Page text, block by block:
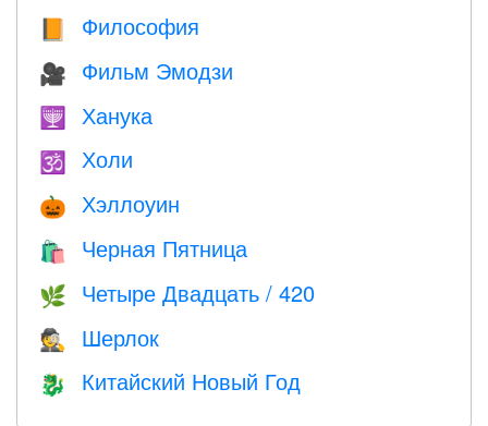
📙 Философия
🎥 Фильм Эмодзи
🕎 Ханука
🕉 Холи
🎃 Хэллоуин
🛍 Черная Пятница
🌿 Четыре Двадцать / 420
🕵️ Шерлок
🐉 Китайский Новый Год